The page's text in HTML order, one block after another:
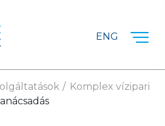
ENG
Komplex vízipari